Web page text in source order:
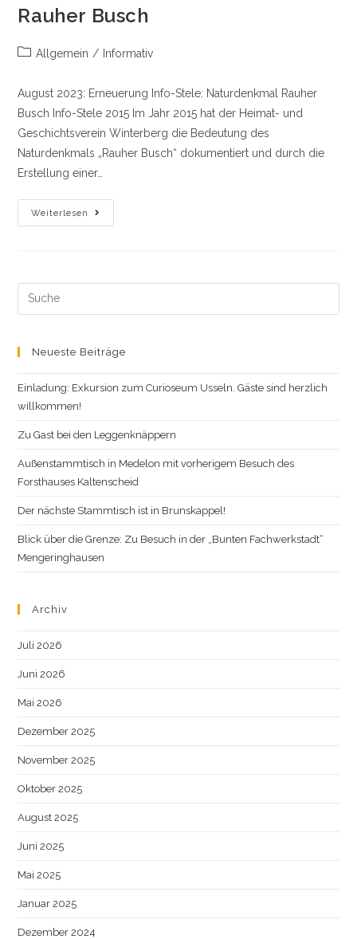
Rauher Busch
Beitrags-
Allgemein / Informativ
August 2023: Erneuerung Info-Stele: Naturdenkmal Rauher
Busch Info-Stele 2015 Im Jahr 2015 hat der Heimat- und
Geschichtsverein Winterberg die Bedeutung des
Naturdenkmals „Rauher Busch“ dokumentiert und durch die
Erstellung einer…
Weiterlesen
Rauher
Busch
Search
this
Neueste Beiträge
Einladung: Exkursion zum Curioseum Usseln. Gäste sind herzlich
willkommen!
Zu Gast bei den Leggenknäppern
Außenstammtisch in Medelon mit vorherigem Besuch des
Forsthauses Kaltenscheid
Der nächste Stammtisch ist in Brunskappel!
Blick über die Grenze: Zu Besuch in der „Bunten Fachwerkstadt“
Mengeringhausen
Archiv
Juli 2026
Juni 2026
Mai 2026
Dezember 2025
November 2025
Oktober 2025
August 2025
Juni 2025
Mai 2025
Januar 2025
Dezember 2024